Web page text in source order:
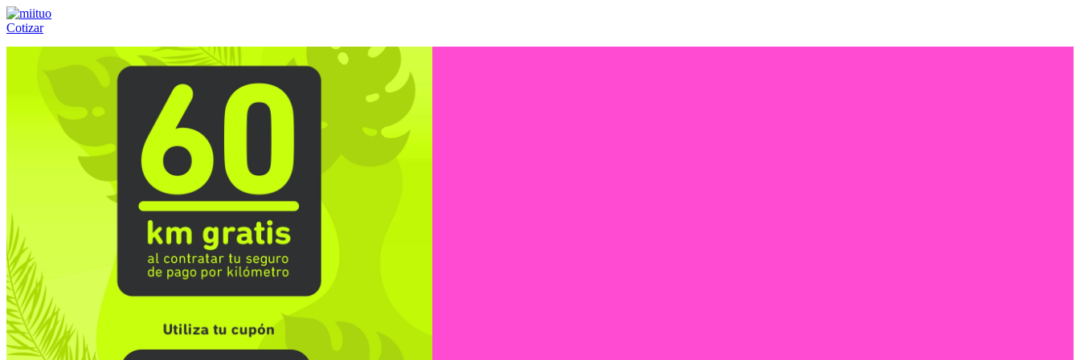
Cotizar
(55) 84-21-05-00ó800-953-00-59